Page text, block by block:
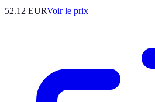
52.12 EURVoir le prix